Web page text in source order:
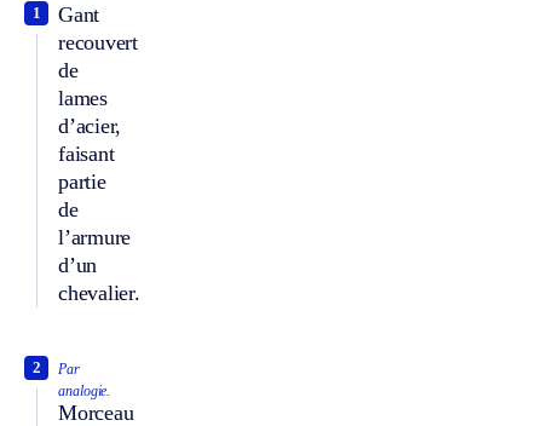
Gant
recouvert
de
lames
d’acier,
faisant
partie
de
l’armure
d’un
chevalier.
1
Par
analogie.
Morceau
2